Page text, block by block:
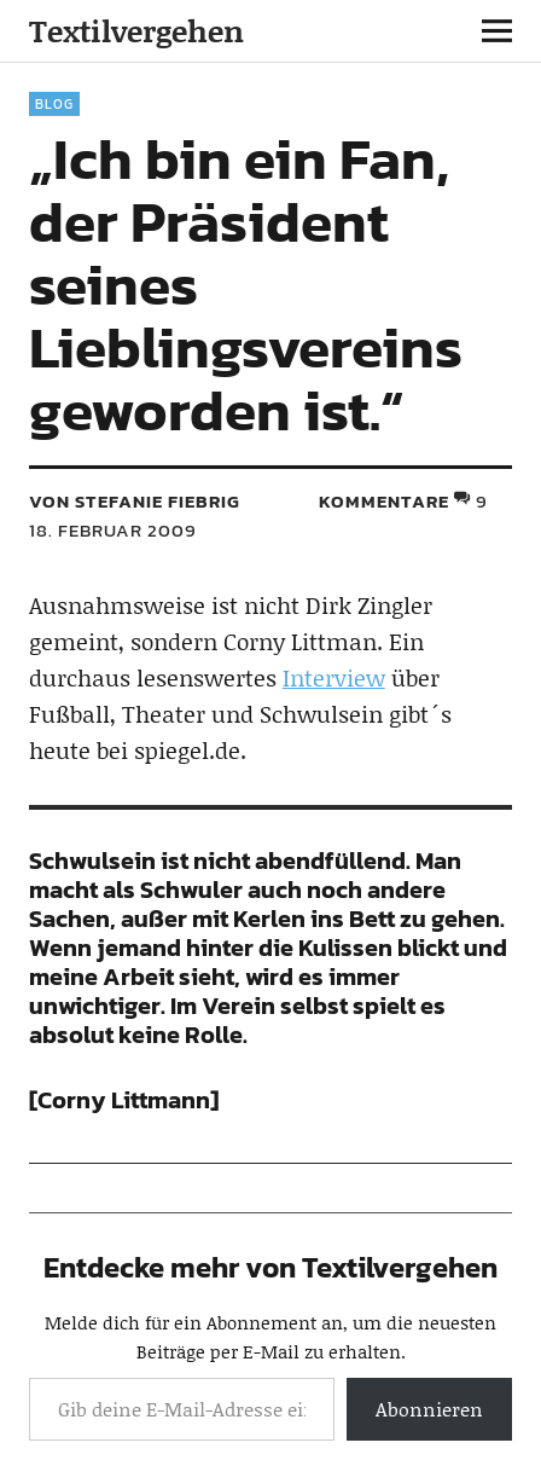
Textilvergehen
BLOG
„Ich bin ein Fan,
der Präsident
seines
Lieblingsvereins
geworden ist.“
VON STEFANIE FIEBRIG
18. FEBRUAR 2009
KOMMENTARE 9
Ausnahmsweise ist nicht Dirk Zingler
gemeint, sondern Corny Littman. Ein
durchaus lesenswertesInterviewüber
Fußball, Theater und Schwulsein gibt´s
heute bei spiegel.de.
Schwulsein ist nicht abendfüllend. Man
macht als Schwuler auch noch andere
Sachen, außer mit Kerlen ins Bett zu gehen.
Wenn jemand hinter die Kulissen blickt und
meine Arbeit sieht, wird es immer
unwichtiger. Im Verein selbst spielt es
absolut keine Rolle.
[Corny Littmann]
Entdecke mehr von Textilvergehen
Melde dich für ein Abonnement an, um die neuesten
Beiträge per E-Mail zu erhalten.
Abonnieren